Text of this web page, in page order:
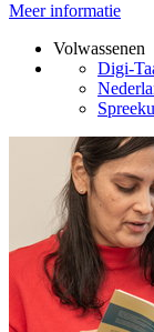
Meer informatie
Volwassenen
Digi-